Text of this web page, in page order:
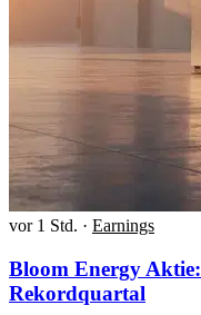
vor 1 Std. · Earnings
Bloom Energy
Rekordquartal